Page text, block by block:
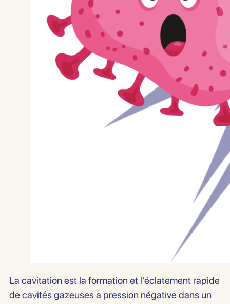
La cavitation est la formation et l'éclatement rapide
de cavités gazeuses a pression négative dans un
Cookies essentiels
Autoriser